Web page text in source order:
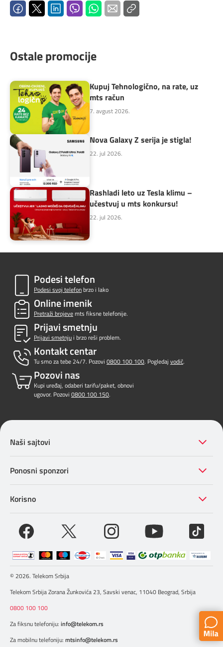
Ostale promocije
Kupuj Tehnologično, na rate, uz
mts račun
7. avgust 2026.
Nova Galaxy Z serija je stigla!
22. jul 2026.
Rashladi leto uz Tesla klimu –
učestvuj u mts konkursu!
22. jul 2026.
Podesi telefon
Podesi svoj telefonbrzo i lako
Online imenik
Pretraži brojevemts fiksne telefonije.
Prijavi smetnju
Prijavi smetnjui brzo reši problem.
Kontakt centar
Tu smo za tebe 24/7. Pozovi 0800 100 100. Pogledaj vodič.
Pozovi nas
Kupi uređaj, odaberi tarifu/paket, obnovi
ugovor. Pozovi 0800 100 150.
Naši sajtovi
Ponosni sponzori
Korisno
© 2026. Telekom Srbija
Telekom Srbija Zorana Žunkovića 23, Savski venac, 11040 Beograd, Srbija
0800 100 100
Za fiksnu telefoniju: info@telekom.rs
Za mobilnu telefoniju: mtsinfo@telekom.rs